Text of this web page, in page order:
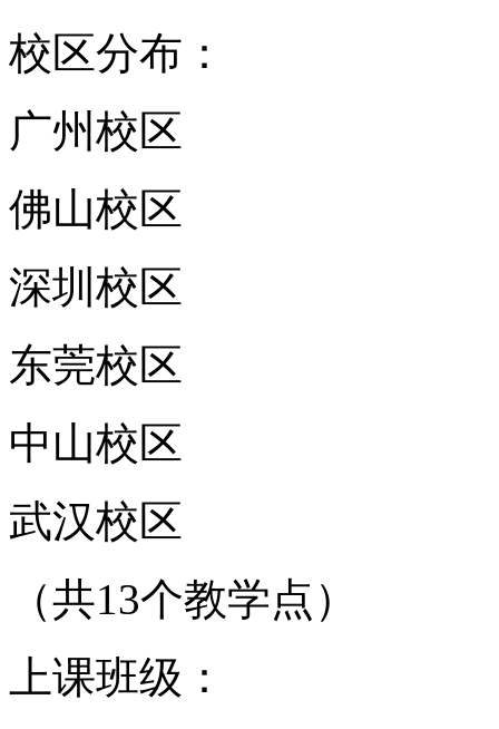
校区分布：
广州校区
佛山校区
深圳校区
东莞校区
中山校区
武汉校区
（共13个教学点）
上课班级：